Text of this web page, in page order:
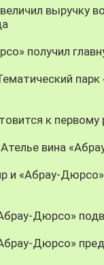
выручку
получил
к
вина
и «Абрау-
Дюрсо»
Дюрсо»